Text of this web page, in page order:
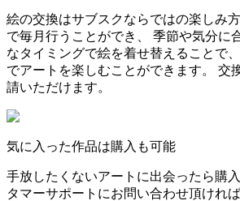
絵の交換はサブスクならではの楽しみ
で毎月行うことができ、 季節や気分に
なタイミングで絵を着せ替えることで
でアートを楽しむことができます。 交
請いただけます。
気に入った作品は購入も可能
手放したくないアートに出会ったら購
タマーサポートにお問い合わせ頂けれ